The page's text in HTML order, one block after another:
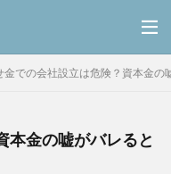
金での会社設立は危険？資本金
本金の嘘がバレると